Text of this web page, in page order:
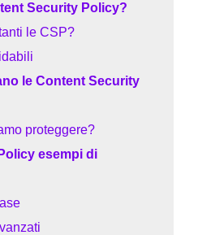
Security Policy?
le CSP?
le Content Security
proteggere?
esempi di